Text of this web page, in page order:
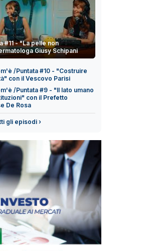
#11 - "La pelle non
Giusy Schipani
/Puntata #10 - "Costruire
con il Vescovo Parisi
/Puntata #9 - "Il lato umano
con il Prefetto
De Rosa
gli episodi ›